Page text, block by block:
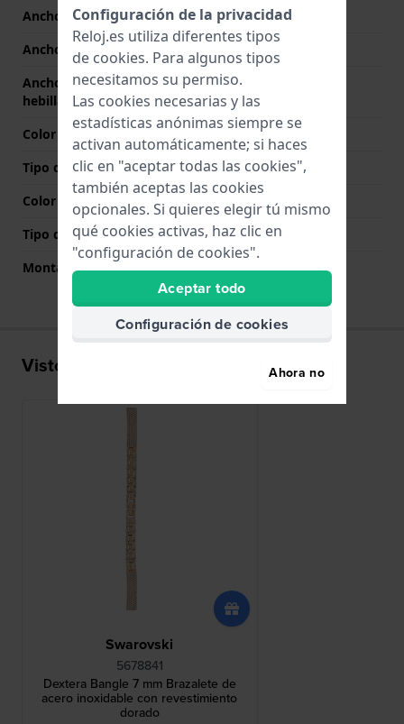
Ancho de correa
7 mm
Ancho de las asas
Ancho de correa en la
hebilla
7 mm
Color de correa
Oro
Tipo de cierre
Broche de joyería
Color del cierre
Tipo de montaje
Pasador y tubo
Montaje Recto
No
Visto recientemente
Swarovski
5678841
Dextera Bangle 7 mm Brazalete de
acero inoxidable con revestimiento
dorado
Configuración de la privacidad
Reloj.es utiliza diferentes tipos
de cookies. Para algunos tipos
necesitamos su permiso.
Las cookies necesarias y las
estadísticas anónimas siempre se
activan automáticamente; si haces
clic en "aceptar todas las cookies",
también aceptas las cookies
opcionales. Si quieres elegir tú mismo
qué cookies activas, haz clic en
"configuración de cookies".
Aceptar todo
Configuración de cookies
Ahora no